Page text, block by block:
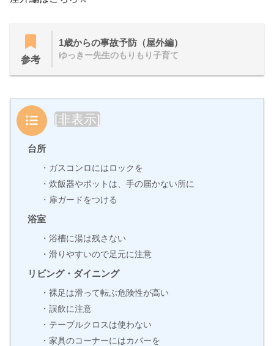
参考
1歳からの事故予防（屋外編）
ゆっきー先生のもりもり子育て
目次 [非表示]
台所
・ガスコンロにはロックを
・炊飯器やポットは、手の届かない所に
・扉ガードをつける
浴室
・浴槽に湯は残さない
・滑りやすいので足元に注意
リビング・ダイニング
・裸足は滑って転ぶ危険性が高い
・誤飲に注意
・テーブルクロスは使わない
・家具のコーナーにはカバーを